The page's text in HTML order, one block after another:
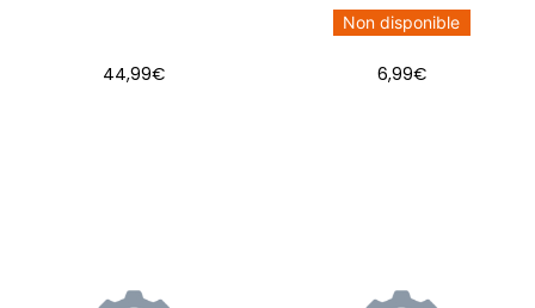
44,99€
Non disponible
6,99€